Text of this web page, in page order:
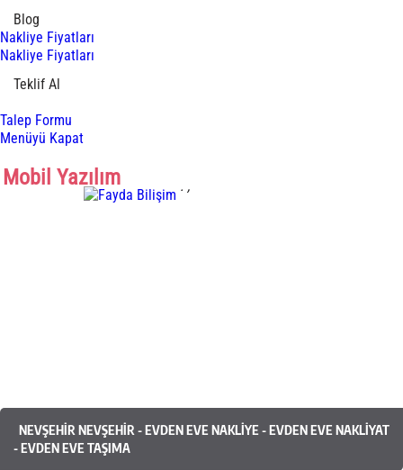
Blog
Nakliye Fiyatları
Nakliye Fiyatları
Teklif Al
Talep Formu
Menüyü Kapat
Mobil Yazılım . ,
NEVŞEHIR NEVŞEHIR - EVDEN EVE NAKLIYE - EVDEN EVE NAKLIYAT
- EVDEN EVE TAŞIMA